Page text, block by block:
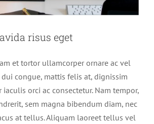
risus eget
et tortor ullamcorper ornare ac vel
congue, mattis felis at, dignissim
orci ac consectetur. Nam tempor,
sem magna bibendum diam, nec
at tellus. Aliquam laoreet tellus vel